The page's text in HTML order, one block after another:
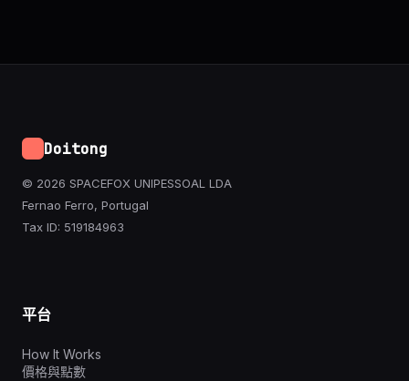
Doitong
© 2026 SPACEFOX UNIPESSOAL LDA
Fernao Ferro, Portugal
Tax ID: 519184963
平台
How It Works
價格與點數